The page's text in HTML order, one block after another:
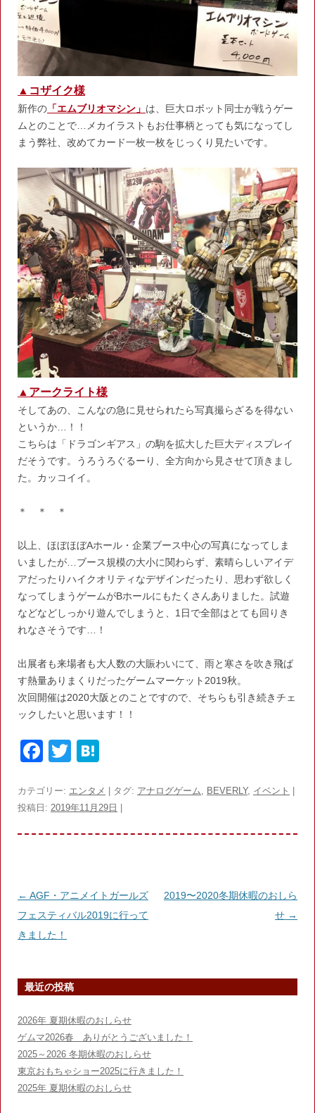
▲コザイク様
新作の 「エムブリオマシン」 は、巨大ロボット同士が戦うゲー
ムとのことで…メカイラストもお仕事柄とっても気になってし
まう弊社、改めてカード一枚一枚をじっくり見たいです。
▲アークライト様
そしてあの、こんなの急に見せられたら写真撮らざるを得ない
というか…！！
こちらは「ドラゴンギアス」の駒を拡大した巨大ディスプレイ
だそうです。うろうろぐるーり、全方向から見させて頂きまし
た。カッコイイ。
＊ ＊ ＊
以上、ほぼほぼAホール・企業ブース中心の写真になってしま
いましたが…ブース規模の大小に関わらず、素晴らしいアイデ
アだったりハイクオリティなデザインだったり、思わず欲しく
なってしまうゲームがBホールにもたくさんありました。試遊
などなどしっかり遊んでしまうと、1日で全部はとても回りき
れなさそうです…！
出展者も来場者も大人数の大賑わいにて、雨と寒さを吹き飛ば
す熱量ありまくりだったゲームマーケット2019秋。
次回開催は2020大阪とのことですので、そちらも引き続きチェ
ックしたいと思います！！
F
c
e
b
o
k
T
itt
er
e
n
a
カテゴリー: エンタメ | タグ: アナログゲーム, BEVERLY, イベント
投稿日: 2019年11月29日
投
稿
ナ
ー
シ
ョ
ン
← AGF・アニメイトガールズ
フェスティバル2019に行って
きました！
2019〜2020冬期休暇のおしら
せ →
最近の投稿
2026年 夏期休暇のおしらせ
ゲムマ2026春 ありがとうございました！
2025～2026 冬期休暇のおしらせ
東京おもちゃショー2025に行きました！
2025年 夏期休暇のおしらせ